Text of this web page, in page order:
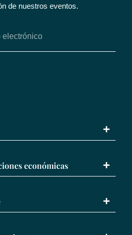
de nuestros eventos.
económicas